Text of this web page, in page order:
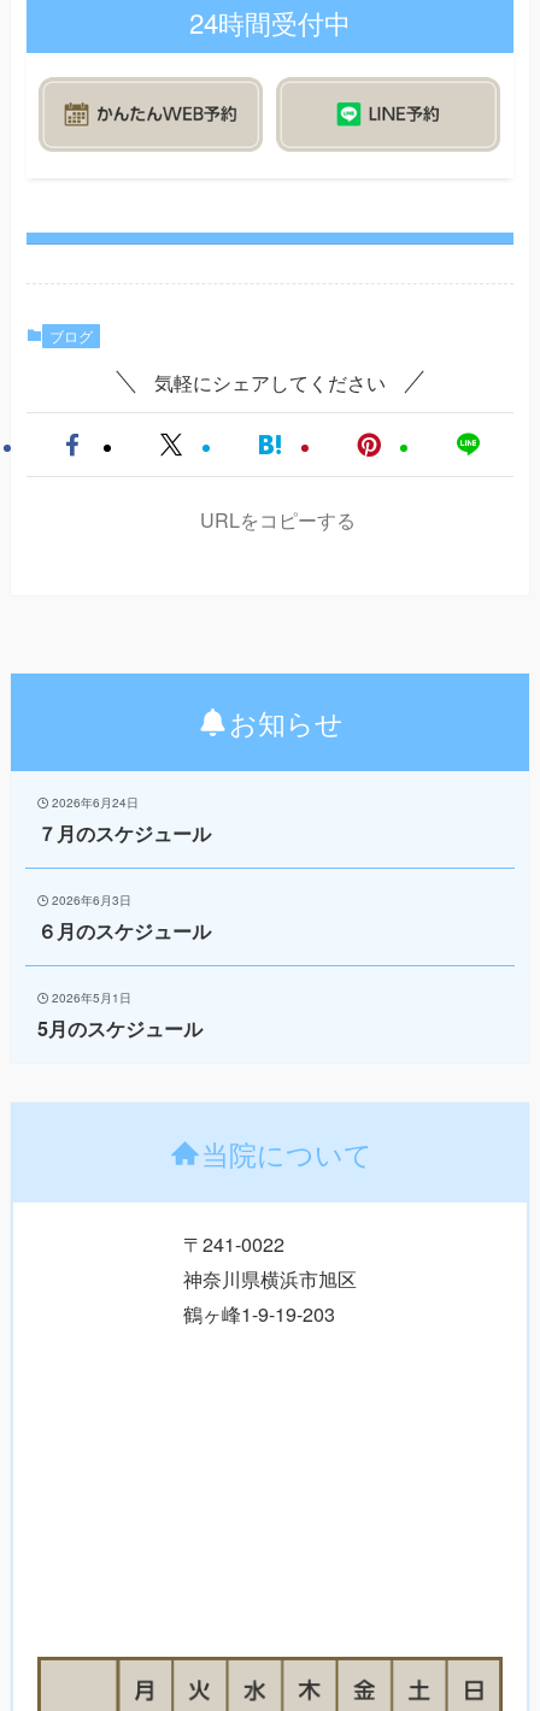
24時間受付中
ブログ
気軽にシェアしてください
URLをコピーする
お知らせ
2026年6月24日
７月のスケジュール
2026年6月3日
６月のスケジュール
2026年5月1日
5月のスケジュール
当院について
〒241-0022
神奈川県横浜市旭区
鶴ヶ峰1-9-19-203